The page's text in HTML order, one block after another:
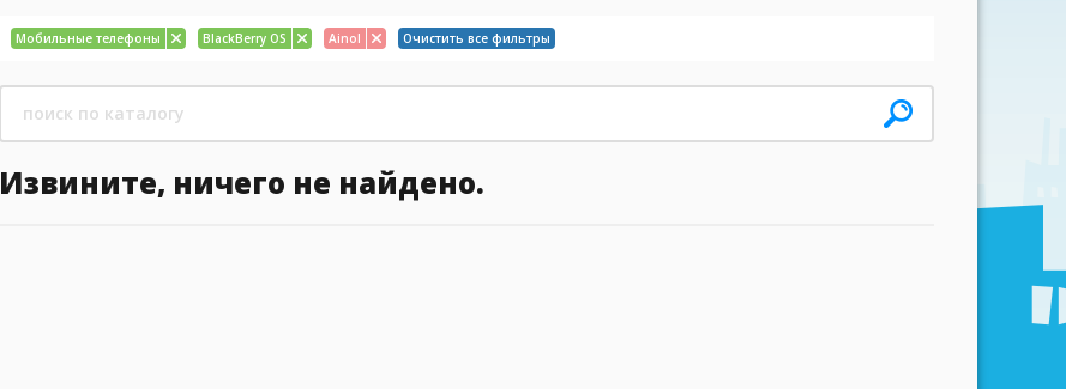
Мобильные телефоны BlackBerry OS Ainol Очистить все фильтры
Извините, ничего не найдено.